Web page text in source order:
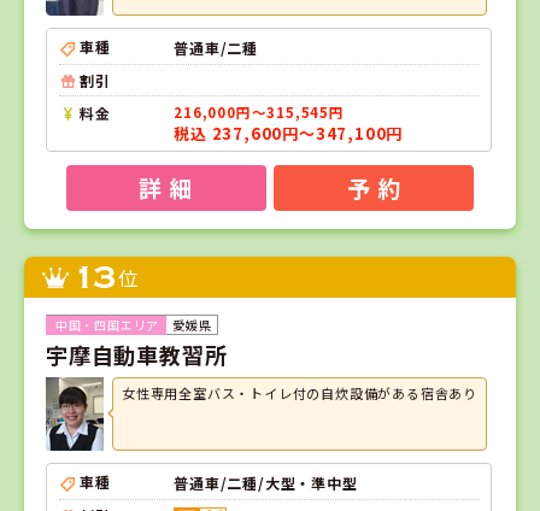
車種
普通車/二種
割引
料金
216,000円～315,545円
税込 237,600円～347,100円
詳 細 予 約
13位
愛媛県
宇摩自動車教習所
女性専用全室バス・トイレ付の自炊設備がある宿舎あり
車種
普通車/二種/大型・準中型